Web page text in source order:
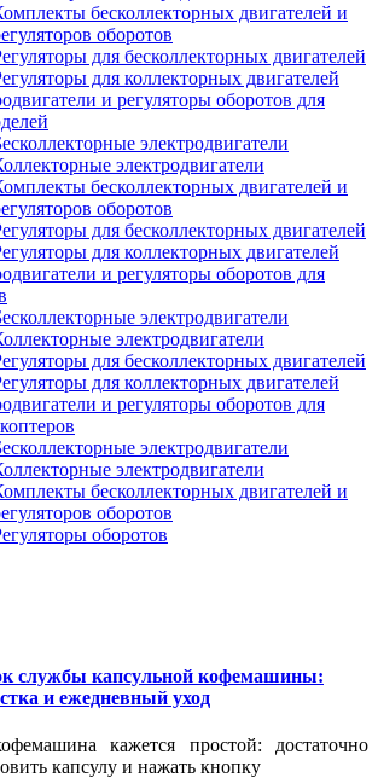
бесколлекторных двигателей и
оборотов
для бесколлекторных двигателей
для коллекторных двигателей
и регуляторы оборотов для
электродвигатели
электродвигатели
бесколлекторных двигателей и
оборотов
для бесколлекторных двигателей
для коллекторных двигателей
и регуляторы оборотов для
электродвигатели
электродвигатели
для бесколлекторных двигателей
для коллекторных двигателей
и регуляторы оборотов для
электродвигатели
электродвигатели
бесколлекторных двигателей и
оборотов
оборотов
службы капсульной кофемашины:
и ежедневный уход
кажется простой: достаточно
капсулу и нажать кнопку